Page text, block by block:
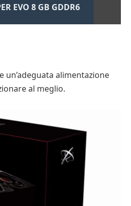
EVO 8 GB GDDR6
un’adeguata alimentazione
al meglio.